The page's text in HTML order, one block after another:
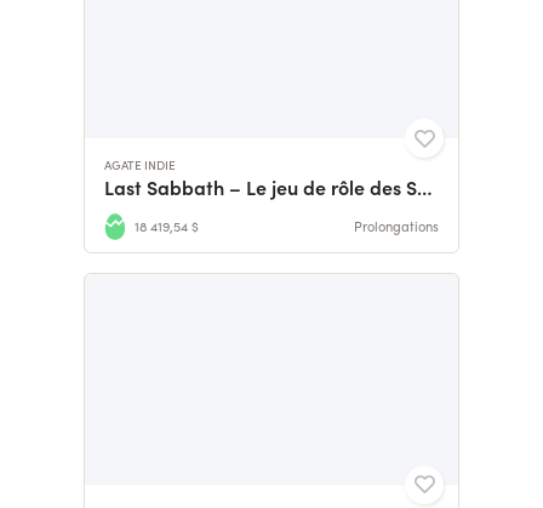
AGATE INDIE
Last Sabbath – Le jeu de rôle des Sorcières
18 419,54 $ Prolongations